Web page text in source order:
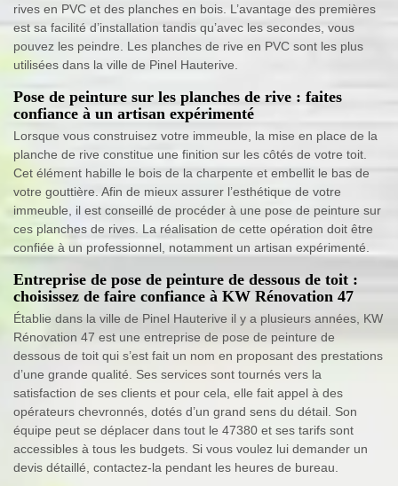
rives en PVC et des planches en bois. L’avantage des premières
est sa facilité d’installation tandis qu’avec les secondes, vous
pouvez les peindre. Les planches de rive en PVC sont les plus
utilisées dans la ville de Pinel Hauterive.
Pose de peinture sur les planches de rive : faites
confiance à un artisan expérimenté
Lorsque vous construisez votre immeuble, la mise en place de la
planche de rive constitue une finition sur les côtés de votre toit.
Cet élément habille le bois de la charpente et embellit le bas de
votre gouttière. Afin de mieux assurer l’esthétique de votre
immeuble, il est conseillé de procéder à une pose de peinture sur
ces planches de rives. La réalisation de cette opération doit être
confiée à un professionnel, notamment un artisan expérimenté.
Entreprise de pose de peinture de dessous de toit :
choisissez de faire confiance à KW Rénovation 47
Établie dans la ville de Pinel Hauterive il y a plusieurs années, KW
Rénovation 47 est une entreprise de pose de peinture de
dessous de toit qui s’est fait un nom en proposant des prestations
d’une grande qualité. Ses services sont tournés vers la
satisfaction de ses clients et pour cela, elle fait appel à des
opérateurs chevronnés, dotés d’un grand sens du détail. Son
équipe peut se déplacer dans tout le 47380 et ses tarifs sont
accessibles à tous les budgets. Si vous voulez lui demander un
devis détaillé, contactez-la pendant les heures de bureau.